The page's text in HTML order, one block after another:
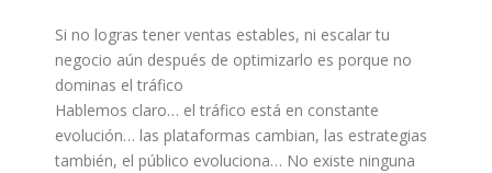
Si no logras tener ventas estables, ni escalar tu
negocio aún después de optimizarlo es porque no
dominas el tráfico
Hablemos claro… el tráfico está en constante
evolución… las plataformas cambian, las estrategias
también, el público evoluciona… No existe ninguna